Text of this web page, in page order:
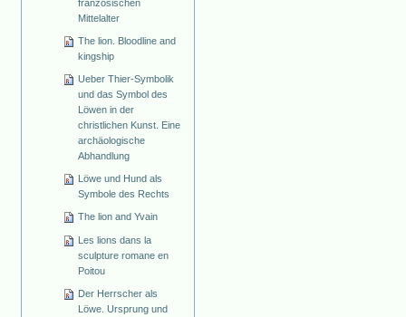
französischen
Mittelalter
The lion. Bloodline and
kingship
Ueber Thier-Symbolik
und das Symbol des
Löwen in der
christlichen Kunst. Eine
archäologische
Abhandlung
Löwe und Hund als
Symbole des Rechts
The lion and Yvain
Les lions dans la
sculpture romane en
Poitou
Der Herrscher als
Löwe. Ursprung und